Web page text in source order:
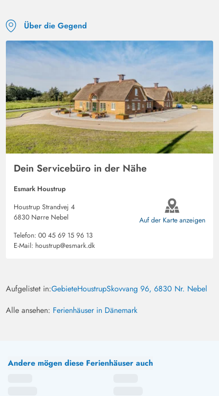
Über die Gegend
Dein Servicebüro in der Nähe
Esmark Houstrup
Houstrup Strandvej 4
6830 Nørre Nebel
Telefon: 00 45 69 15 96 13
E-Mail: houstrup@esmark.dk
Auf der Karte anzeigen
Aufgelistet in:GebieteHoustrupSkovvang 96, 6830 Nr. Nebel
Alle ansehen: Ferienhäuser in Dänemark
Andere mögen diese Ferienhäuser auch